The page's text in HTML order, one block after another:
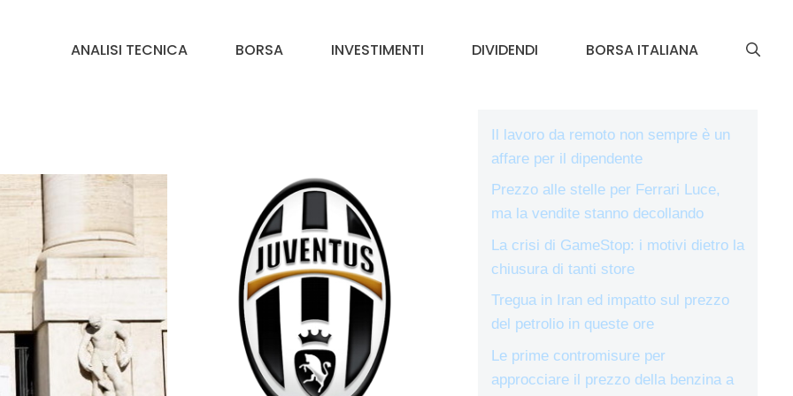
ANALISI TECNICA BORSA INVESTIMENTI DIVIDENDI BORSA ITALIANA
Il lavoro da remoto non sempre è un
affare per il dipendente
Prezzo alle stelle per Ferrari Luce,
ma la vendite stanno decollando
La crisi di GameStop: i motivi dietro la
chiusura di tanti store
Tregua in Iran ed impatto sul prezzo
del petrolio in queste ore
Le prime contromisure per
approcciare il prezzo della benzina a